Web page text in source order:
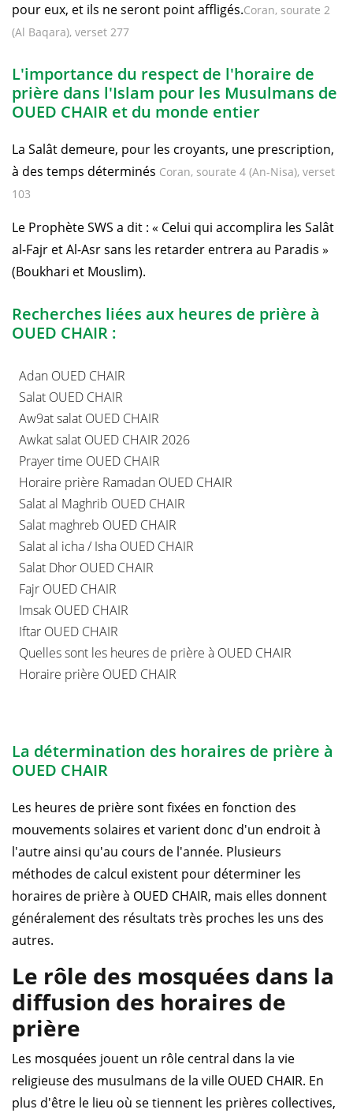
pour eux, et ils ne seront point affligés.Coran, sourate 2
(Al Baqara), verset 277
L'importance du respect de l'horaire de
prière dans l'Islam pour les Musulmans de
OUED CHAIR et du monde entier
La Salât demeure, pour les croyants, une prescription,
à des temps déterminés Coran, sourate 4 (An-Nisa), verset
103
Le Prophète SWS a dit : « Celui qui accomplira les Salât
al-Fajr et Al-Asr sans les retarder entrera au Paradis »
(Boukhari et Mouslim).
Recherches liées aux heures de prière à
OUED CHAIR :
Adan OUED CHAIR
Salat OUED CHAIR
Aw9at salat OUED CHAIR
Awkat salat OUED CHAIR 2026
Prayer time OUED CHAIR
Horaire prière Ramadan OUED CHAIR
Salat al Maghrib OUED CHAIR
Salat maghreb OUED CHAIR
Salat al icha / Isha OUED CHAIR
Salat Dhor OUED CHAIR
Fajr OUED CHAIR
Imsak OUED CHAIR
Iftar OUED CHAIR
Quelles sont les heures de prière à OUED CHAIR
Horaire prière OUED CHAIR
La détermination des horaires de prière à
OUED CHAIR
Les heures de prière sont fixées en fonction des
mouvements solaires et varient donc d'un endroit à
l'autre ainsi qu'au cours de l'année. Plusieurs
méthodes de calcul existent pour déterminer les
horaires de prière à OUED CHAIR, mais elles donnent
généralement des résultats très proches les uns des
autres.
Le rôle des mosquées dans la
diffusion des horaires de
prière
Les mosquées jouent un rôle central dans la vie
religieuse des musulmans de la ville OUED CHAIR. En
plus d'être le lieu où se tiennent les prières collectives,